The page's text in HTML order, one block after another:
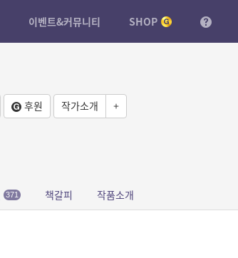
이벤트&커뮤니티 SHOP
후원 작가소개 +
371 책갈피 작품소개